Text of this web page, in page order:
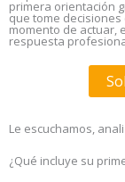
primera orientación
que tome
momento de actuar,
respuesta
Le escuchamos,
¿Qué incluye su